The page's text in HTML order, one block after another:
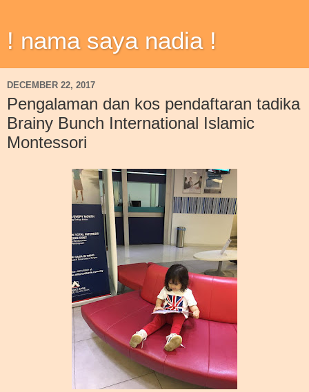
! nama saya nadia !
DECEMBER 22, 2017
Pengalaman dan kos pendaftaran tadika
Brainy Bunch International Islamic
Montessori